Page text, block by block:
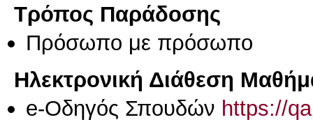
Τρόπος Παράδοσης
Πρόσωπο με πρόσωπο
Ηλεκτρονική Διάθεση
e-Οδηγός Σπουδών https://